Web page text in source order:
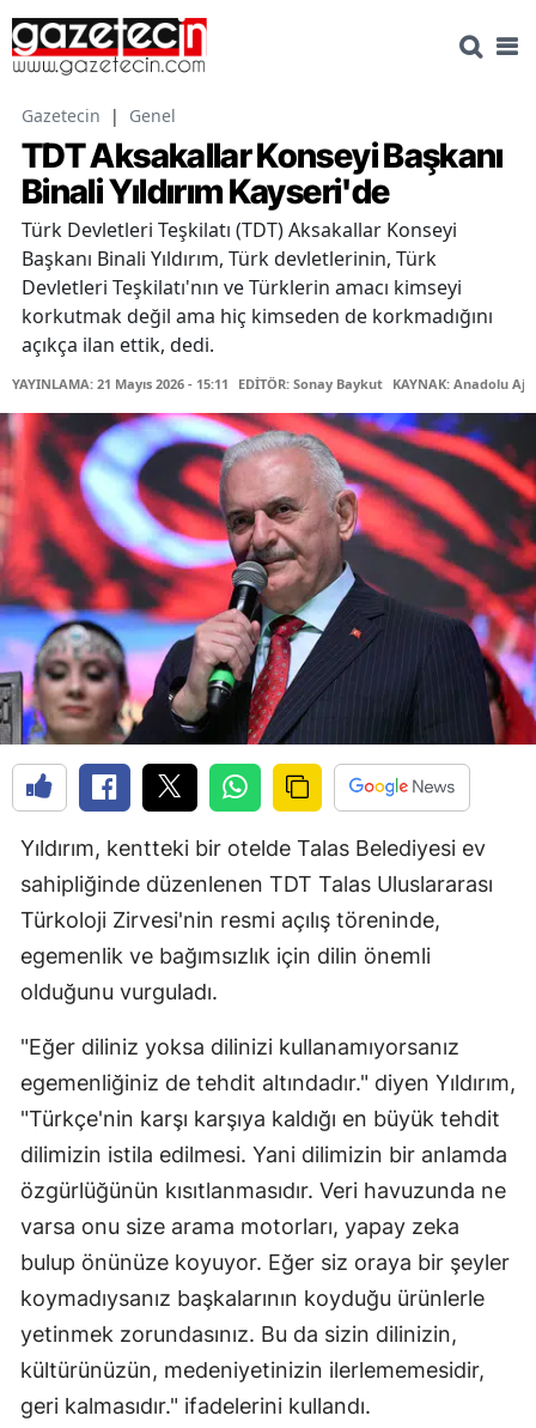
Gazetecin | Genel
TDT Aksakallar Konseyi Başkanı
Binali Yıldırım Kayseri'de
Türk Devletleri Teşkilatı (TDT) Aksakallar Konseyi
Başkanı Binali Yıldırım, Türk devletlerinin, Türk
Devletleri Teşkilatı'nın ve Türklerin amacı kimseyi
korkutmak değil ama hiç kimseden de korkmadığını
açıkça ilan ettik, dedi.
YAYINLAMA: 21 Mayıs 2026 - 15:11 EDİTÖR: Sonay Baykut KAYNAK: Anadolu
Yıldırım, kentteki bir otelde Talas Belediyesi ev
sahipliğinde düzenlenen TDT Talas Uluslararası
Türkoloji Zirvesi'nin resmi açılış töreninde,
egemenlik ve bağımsızlık için dilin önemli
olduğunu vurguladı.
"Eğer diliniz yoksa dilinizi kullanamıyorsanız
egemenliğiniz de tehdit altındadır." diyen Yıldırım,
"Türkçe'nin karşı karşıya kaldığı en büyük tehdit
dilimizin istila edilmesi. Yani dilimizin bir anlamda
özgürlüğünün kısıtlanmasıdır. Veri havuzunda ne
varsa onu size arama motorları, yapay zeka
bulup önünüze koyuyor. Eğer siz oraya bir şeyler
koymadıysanız başkalarının koyduğu ürünlerle
yetinmek zorundasınız. Bu da sizin dilinizin,
kültürünüzün, medeniyetinizin ilerlememesidir,
geri kalmasıdır." ifadelerini kullandı.